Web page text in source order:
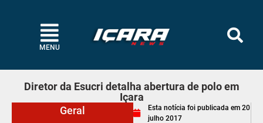
MENU
Diretor da Esucri detalha abertura de polo em
Içara
Geral
Esta notícia foi publicada em 20
julho 2017